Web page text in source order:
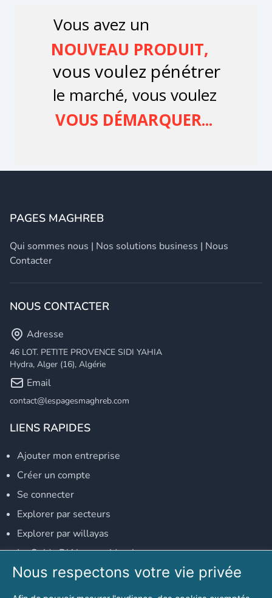
PAGES MAGHREB
Qui sommes nous | Nos solutions business | Nous
Contacter
NOUS CONTACTER
Adresse
46 LOT. PETITE PROVENCE SIDI YAHIA
Hydra, Alger (16), Algérie
Email
contact@lespagesmaghreb.com
LIENS RAPIDES
Ajouter mon entreprise
Créer un compte
Se connecter
Explorer par secteurs
Explorer par willayas
Le Guide D'Alger, guide-alger.com
NOS RÉSEAUX SOCIAUX
Nous respectons votre vie privée